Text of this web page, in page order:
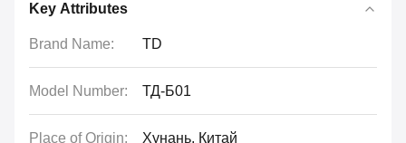
Key Attributes
Brand Name: TD
Model Number: ТД-Б01
Place of Origin: Хунань, Китай